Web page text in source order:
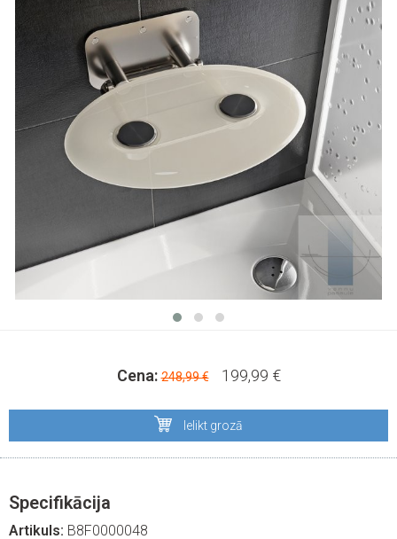
Cena:248,99 € 199,99 €
Ielikt grozā
Specifikācija
Artikuls: B8F0000048